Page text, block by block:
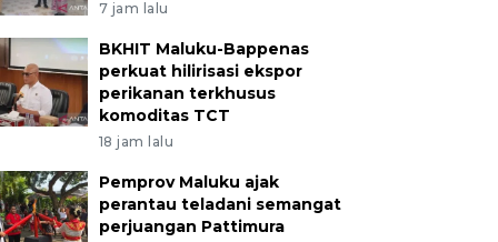
7 jam lalu
BKHIT Maluku-Bappenas
perkuat hilirisasi ekspor
perikanan terkhusus
komoditas TCT
18 jam lalu
Pemprov Maluku ajak
perantau teladani semangat
perjuangan Pattimura